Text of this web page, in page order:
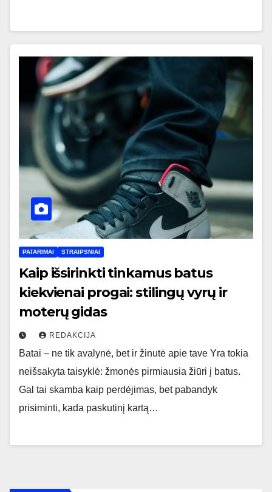
PATARIMAI STRAIPSNIAI
Kaip išsirinkti tinkamus batus
kiekvienai progai: stilingų vyrų ir
moterų gidas
REDAKCIJA
Batai – ne tik avalynė, bet ir žinutė apie tave Yra tokia
neišsakyta taisyklė: žmonės pirmiausia žiūri į batus.
Gal tai skamba kaip perdėjimas, bet pabandyk
prisiminti, kada paskutinį kartą…